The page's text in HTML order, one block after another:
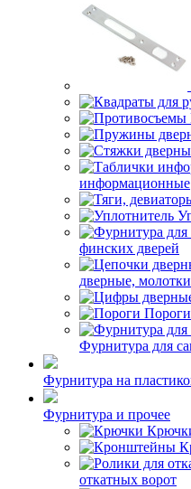
информационные
финских дверей
дверные,
Пороги
Фурнитура для
Фурнитура на
Фурнитура и прочее
откатных ворот